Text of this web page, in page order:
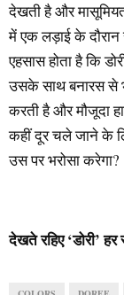
देखती है और
में एक लड़ाई के दौरान
एहसास होता है ​कि
उसके साथ बनारस से
करती है और मौजूदा
कहीं दूर चले जाने के
उस पर भरोसा करेगा?
देखते रहिए ‘डोरी’